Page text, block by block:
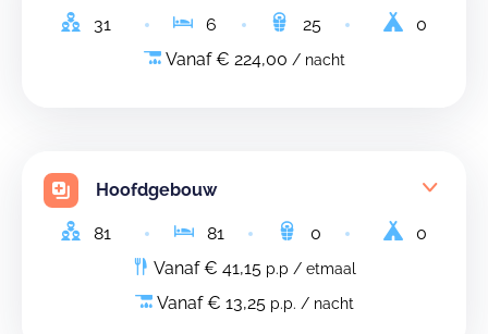
31 6 25
0
Vanaf € 224,00 / nacht
Hoofdgebouw
81 81 0
0
Vanaf € 41,15 p.p / etmaal
Vanaf € 13,25 p.p. / nacht